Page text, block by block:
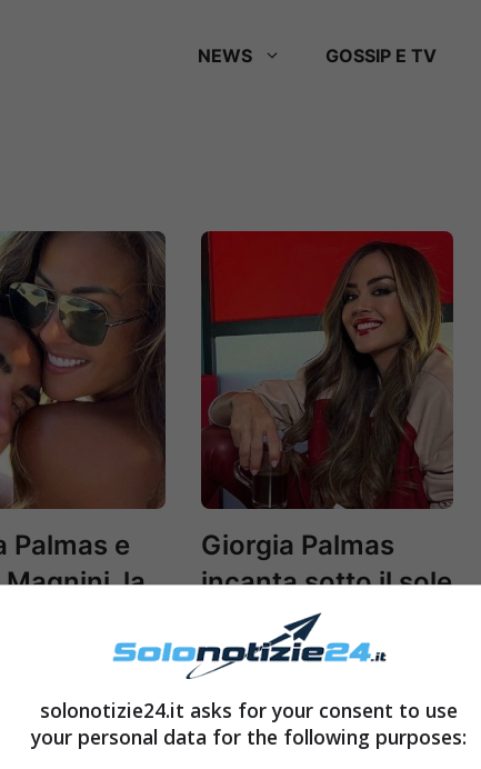
NEWS GOSSIP E TV
Palmas e
la
di un
Giorgia Palmas
incanta sotto il sole
delle Bahamas: la
foto è da urlo
solonotizie24.it asks for your consent to use
your personal data for the following purposes: